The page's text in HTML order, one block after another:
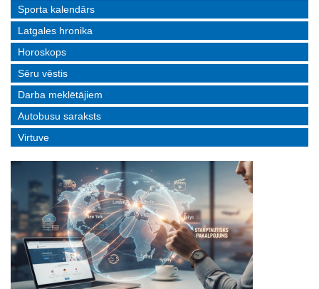
Sporta kalendārs
Latgales hronika
Horoskops
Sēru vēstis
Darba meklētājiem
Autobusu saraksts
Virtuve